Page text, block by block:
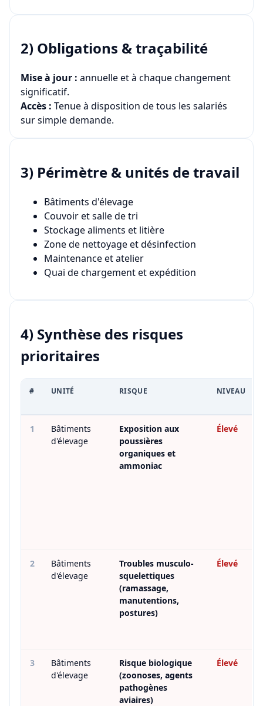
2) Obligations & traçabilité
Mise à jour : annuelle et à chaque changement
significatif.
Accès : Tenue à disposition de tous les salariés
sur simple demande.
3) Périmètre & unités de travail
Bâtiments d'élevage
Couvoir et salle de tri
Stockage aliments et litière
Zone de nettoyage et désinfection
Maintenance et atelier
Quai de chargement et expédition
4) Synthèse des risques
prioritaires
# UNITÉ RISQUE NIVEAU
1
Bâtiments
d'élevage
Exposition aux
poussières
organiques et
ammoniac
Élevé
2
Bâtiments
d'élevage
Troubles musculo-
squelettiques
(ramassage,
manutentions,
postures)
Élevé
3
Bâtiments
d'élevage
Risque biologique
(zoonoses, agents
pathogènes
aviaires)
Élevé